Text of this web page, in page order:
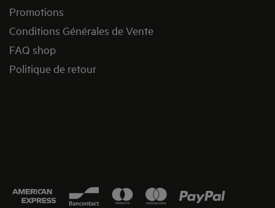
Promotions
Conditions Générales de Vente
FAQ shop
Politique de retour